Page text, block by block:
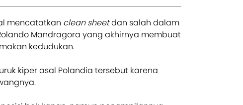
mencatatkan clean sheetdan salah dalam
Mandragora yang akhirnya membuat
kedudukan.
kiper asal Polandia tersebut karena